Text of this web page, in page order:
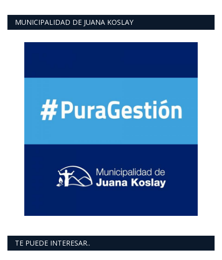
MUNICIPALIDAD DE JUANA KOSLAY
TE PUEDE INTERESAR..